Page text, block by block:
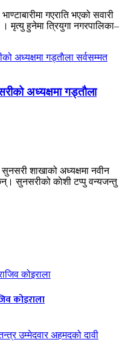
गएराति भएको सवारी
मृत्यु हुनेमा त्रियुगा नगरपालिका–
अध्यक्षमा गड्ताैला
शाखाको अध्यक्षमा नवीन
सुनसरीको काेशी टप्पु वन्यजन्तु
कोइराला